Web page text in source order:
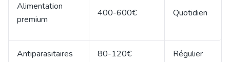
Alimentation
premium
400-600€ Quotidien
Antiparasitaires 80-120€ Régulier